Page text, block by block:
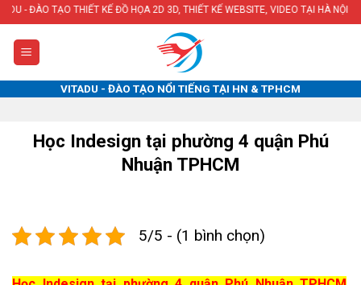
Skip
to
content
THIẾT KẾ ĐỒ HỌA 2D 3D, THIẾT KẾ WEBSITE, VIDEO TẠI HÀ NỘI & TPHCM
VITADU - ĐÀO TẠO NỔI TIẾNG TẠI HN & TPHCM
Học Indesign tại phường 4 quận Phú
Nhuận TPHCM
5/5 - (1 bình chọn)